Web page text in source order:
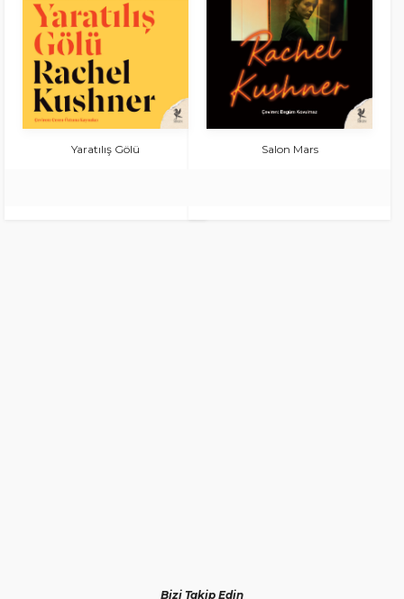
Yaratılış Gölü Salon Mars
Bizi Takip Edin